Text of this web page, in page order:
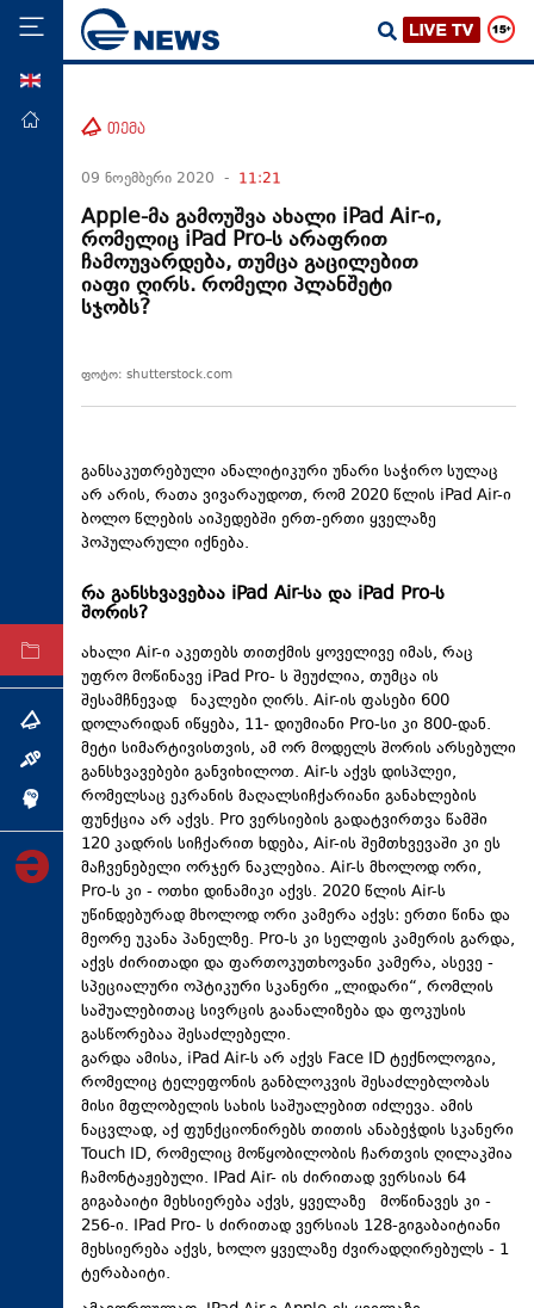
მთავარი
მსოფლიო
ჯანდაცვა
საზოგადოება
კულტურა
სპორტი
ტექნოლოგიები
ტაბლოიდი
არქივი
თემა
ინტერვიუ
ინქვიზიცია
თემა
09 ნოემბერი 2020 - 11:21
Apple-მა გამოუშვა ახალი iPad Air-ი,
რომელიც iPad Pro-ს არაფრით
ჩამოუვარდება, თუმცა გაცილებით
იაფი ღირს. რომელი პლანშეტი
სჯობს?
ფოტო: shutterstock.com
განსაკუთრებული ანალიტიკური უნარი საჭირო სულაც
არ არის, რათა ვივარაუდოთ, რომ 2020 წლის iPad Air-ი
ბოლო წლების აიპედებში ერთ-ერთი ყველაზე
პოპულარული იქნება.
რა განსხვავებაა iPad Air-სა და iPad Pro-ს
შორის?
ახალი Air-ი აკეთებს თითქმის ყოველივე იმას, რაც
უფრო მოწინავე iPad Pro- ს შეუძლია, თუმცა ის
შესამჩნევად ნაკლები ღირს. Air-ის ფასები 600
დოლარიდან იწყება, 11- დიუმიანი Pro-სი კი 800-დან.
მეტი სიმარტივისთვის, ამ ორ მოდელს შორის არსებული
განსხვავებები განვიხილოთ. Air-ს აქვს დისპლეი,
რომელსაც ეკრანის მაღალსიჩქარიანი განახლების
ფუნქცია არ აქვს. Pro ვერსიების გადატვირთვა წამში
120 კადრის სიჩქარით ხდება, Air-ის შემთხვევაში კი ეს
მაჩვენებელი ორჯერ ნაკლებია. Air-ს მხოლოდ ორი,
Pro-ს კი - ოთხი დინამიკი აქვს. 2020 წლის Air-ს
უწინდებურად მხოლოდ ორი კამერა აქვს: ერთი წინა და
მეორე უკანა პანელზე. Pro-ს კი სელფის კამერის გარდა,
აქვს ძირითადი და ფართოკუთხოვანი კამერა, ასევე -
სპეციალური ოპტიკური სკანერი „ლიდარი“, რომლის
საშუალებითაც სივრცის გაანალიზება და ფოკუსის
გასწორებაა შესაძლებელი.
გარდა ამისა, iPad Air-ს არ აქვს Face ID ტექნოლოგია,
რომელიც ტელეფონის განბლოკვის შესაძლებლობას
მისი მფლობელის სახის საშუალებით იძლევა. ამის
ნაცვლად, აქ ფუნქციონირებს თითის ანაბეჭდის სკანერი
Touch ID, რომელიც მოწყობილობის ჩართვის ღილაკშია
ჩამონტაჟებული. IPad Air- ის ძირითად ვერსიას 64
გიგაბაიტი მეხსიერება აქვს, ყველაზე მოწინავეს კი -
256-ი. IPad Pro- ს ძირითად ვერსიას 128-გიგაბაიტიანი
მეხსიერება აქვს, ხოლო ყველაზე ძვირადღირებულს - 1
ტერაბაიტი.